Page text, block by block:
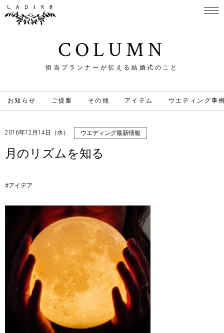
COLUMN
担当プランナーが伝える結婚式のこと
お知らせ ご提案 その他 アイテム ウエディング事
2016年12月14日（水） ウエディング最新情報
月のリズムを知る
#アイデア